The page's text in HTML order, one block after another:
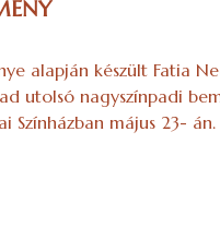
alapján készült Fatia
utolsó nagyszínpadi
Színházban május 23-